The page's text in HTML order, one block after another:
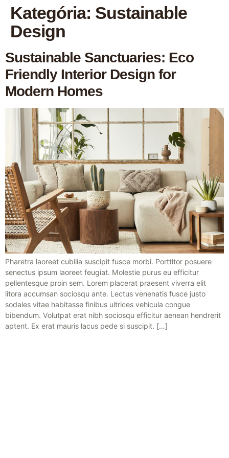
Kategória: Sustainable
Design
Sustainable Sanctuaries: Eco
Friendly Interior Design for
Modern Homes
Pharetra laoreet cubilia suscipit fusce morbi. Porttitor posuere
senectus ipsum laoreet feugiat. Molestie purus eu efficitur
pellentesque proin sem. Lorem placerat praesent viverra elit
litora accumsan sociosqu ante. Lectus venenatis fusce justo
sodales vitae habitasse finibus ultrices vehicula congue
bibendum. Volutpat erat nibh sociosqu efficitur aenean hendrerit
aptent. Ex erat mauris lacus pede si suscipit. […]